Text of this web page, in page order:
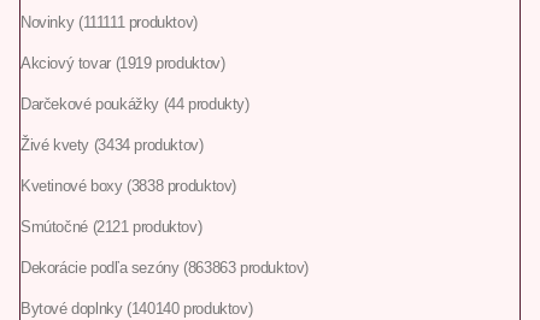
Novinky 111111 produktov
Akciový tovar 1919 produktov
Darčekové poukážky 44 produkty
Živé kvety 3434 produktov
Kvetinové boxy 3838 produktov
Smútočné 2121 produktov
Dekorácie podľa sezóny 863863 produktov
Bytové doplnky 140140 produktov